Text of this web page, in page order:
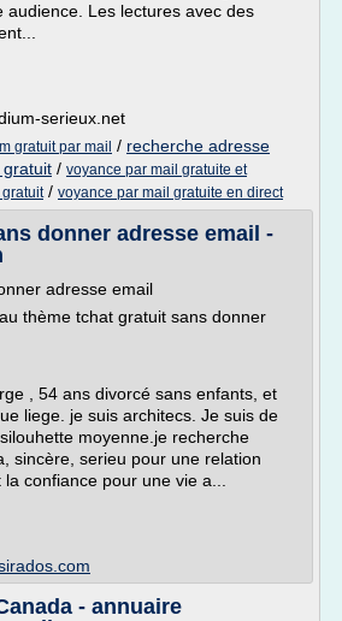
audience. Les lectures avec des
serieux.net
gratuit par mail / recherche adresse
gratuit / voyance par mail gratuite et
/ voyance par mail gratuite en direct
donner adresse email -
adresse email
thème tchat gratuit sans donner
, 54 ans divorcé sans enfants, et
liege. je suis architecs. Je suis de
moyenne.je recherche
sincère, serieu pour une relation
confiance pour une vie a...
- annuaire